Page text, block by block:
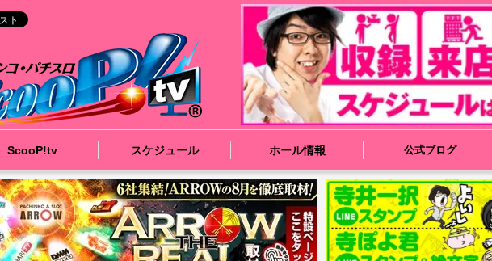
ScooP!tv スケジュール ホール情報 公式ブログ